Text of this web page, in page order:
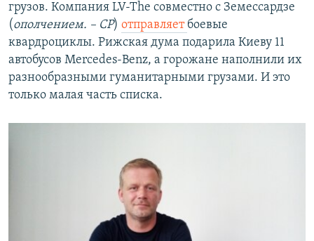
грузов. Компания LV-The совместно с Земессардзе
(ополчением. – СР) отправляет боевые
квардроциклы. Рижская дума подарила Киеву 11
автобусов Mercedes-Benz, а горожане наполнили их
разнообразными гуманитарными грузами. И это
только малая часть списка.